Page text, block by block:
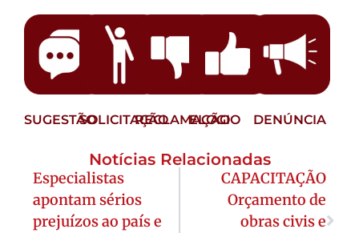
SUGESTÃOSOLICITAÇÃORECLAMAÇÃO
ELOGIO DENÚNCIA
Notícias Relacionadas
Especialistas
apontam sérios
prejuízos ao país e
CAPACITAÇÃO
Orçamento de
obras civis e